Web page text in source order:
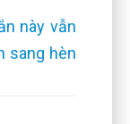
này vẫn
sang hèn